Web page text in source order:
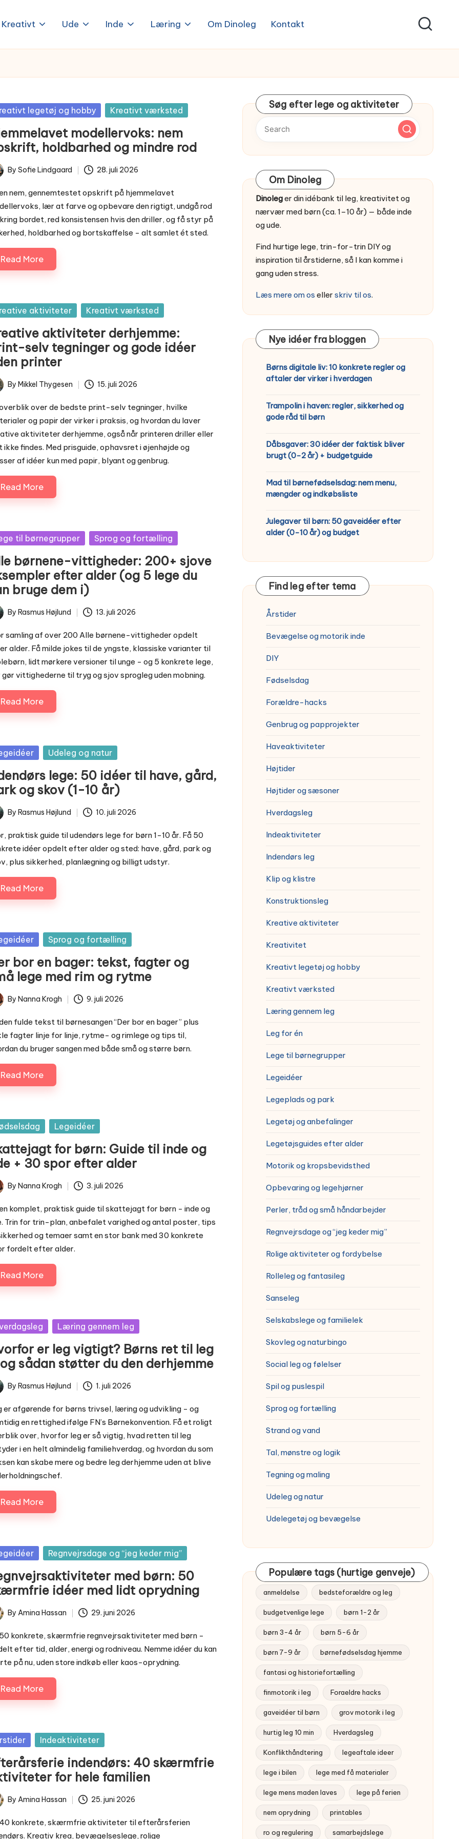
Kreativt Ude Inde Læring Om Dinoleg Kontakt
legetøj og hobby Kreativt værksted
modellervoks: nem
holdbarhed og mindre rod
By Sofie Lindgaard 28. juli 2026
nem, gennemtestet opskrift på hjemmelavet
lær at farve og opbevare den rigtigt, undgå rod
bordet, red konsistensen hvis den driller, og få styr på
holdbarhed og bortskaffelse - alt samlet ét sted.
Read More
aktiviteter Kreativt værksted
aktiviteter derhjemme:
selv tegninger og gode idéer
printer
By Mikkel Thygesen 15. juli 2026
over de bedste print-selv tegninger, hvilke
og papir der virker i praksis, og hvordan du laver
aktiviteter derhjemme, også når printeren driller eller
ikke findes. Med prisguide, ophavsret i øjenhøjde og
af idéer kun med papir, blyant og genbrug.
Read More
til børnegrupper Sprog og fortælling
børnene-vittigheder: 200+ sjove
efter alder (og 5 lege du
bruge dem i)
By Rasmus Højlund 13. juli 2026
samling af over 200 Alle børnene-vittigheder opdelt
alder. Få milde jokes til de yngste, klassiske varianter til
lidt mørkere versioner til unge - og 5 konkrete lege,
gør vittighederne til tryg og sjov sprogleg uden mobning.
Read More
Udeleg og natur
lege: 50 idéer til have, gård,
og skov (1-10 år)
By Rasmus Højlund 10. juli 2026
praktisk guide til udendørs lege for børn 1-10 år. Få 50
idéer opdelt efter alder og sted: have, gård, park og
plus sikkerhed, planlægning og billigt udstyr.
Read More
Sprog og fortælling
bor en bager: tekst, fagter og
lege med rim og rytme
By Nanna Krogh 9. juli 2026
fulde tekst til børnesangen “Der bor en bager” plus
fagter linje for linje, rytme- og rimlege og tips til,
du bruger sangen med både små og større børn.
Read More
Legeidéer
for børn: Guide til inde og
+ 30 spor efter alder
By Nanna Krogh 3. juli 2026
komplet, praktisk guide til skattejagt for børn - inde og
Trin for trin-plan, anbefalet varighed og antal poster, tips
og temaer samt en stor bank med 30 konkrete
fordelt efter alder.
Read More
Læring gennem leg
er leg vigtigt? Børns ret til leg
sådan støtter du den derhjemme
By Rasmus Højlund 1. juli 2026
er afgørende for børns trivsel, læring og udvikling - og
en rettighed ifølge FN’s Børnekonvention. Få et roligt
over, hvorfor leg er så vigtig, hvad retten til leg
i en helt almindelig familiehverdag, og hvordan du som
kan skabe mere og bedre leg derhjemme uden at blive
Read More
Regnvejrsdage og “jeg keder mig”
med børn: 50
idéer med lidt oprydning
By Amina Hassan 29. juni 2026
konkrete, skærmfrie regnvejrsaktiviteter med børn -
efter tid, alder, energi og rodniveau. Nemme idéer du kan
på nu, uden store indkøb eller kaos-oprydning.
Read More
Indeaktiviteter
indendørs: 40 skærmfrie
for hele familien
By Amina Hassan 25. juni 2026
konkrete, skærmfrie aktiviteter til efterårsferien
Kreativ krea, bevægelseslege, rolige
Søg efter lege og aktiviteter
Om Dinoleg
Dinoleger din idébank til leg, kreativitet og
nærvær med børn (ca. 1–10 år) — både inde
og ude.
Find hurtige lege, trin-for-trin DIY og
inspiration til årstiderne, så I kan komme i
gang uden stress.
Læs mere om os eller skriv til os.
Nye idéer fra bloggen
Børns digitale liv: 10 konkrete regler og
aftaler der virker i hverdagen
Trampolin i haven: regler, sikkerhed og
gode råd til børn
Dåbsgaver: 30 idéer der faktisk bliver
brugt (0-2 år) + budgetguide
Mad til børnefødselsdag: nem menu,
mængder og indkøbsliste
Julegaver til børn: 50 gaveidéer efter
alder (0-10 år) og budget
Find leg efter tema
Årstider
Bevægelse og motorik inde
DIY
Fødselsdag
Forældre-hacks
Genbrug og papprojekter
Haveaktiviteter
Højtider
Højtider og sæsoner
Hverdagsleg
Indeaktiviteter
Indendørs leg
Klip og klistre
Konstruktionsleg
Kreative aktiviteter
Kreativitet
Kreativt legetøj og hobby
Kreativt værksted
Læring gennem leg
Leg for én
Lege til børnegrupper
Legeidéer
Legeplads og park
Legetøj og anbefalinger
Legetøjsguides efter alder
Motorik og kropsbevidsthed
Opbevaring og legehjørner
Perler, tråd og små håndarbejder
Regnvejrsdage og “jeg keder mig”
Rolige aktiviteter og fordybelse
Rolleleg og fantasileg
Sanseleg
Selskabslege og familielek
Skovleg og naturbingo
Social leg og følelser
Spil og puslespil
Sprog og fortælling
Strand og vand
Tal, mønstre og logik
Tegning og maling
Udeleg og natur
Udelegetøj og bevægelse
Populære tags (hurtige genveje)
anmeldelse bedsteforældre og leg
budgetvenlige lege børn 1-2 år
børn 3-4 år børn 5-6 år
børn 7-9 år børnefødselsdag hjemme
fantasi og historiefortælling
finmotorik i leg Foraeldre hacks
gaveidéer til børn grov motorik i leg
hurtig leg 10 min Hverdagsleg
Konflikthåndtering legeaftale ideer
lege i bilen lege med få materialer
lege mens maden laves lege på ferien
nem oprydning printables
ro og regulering samarbejdslege